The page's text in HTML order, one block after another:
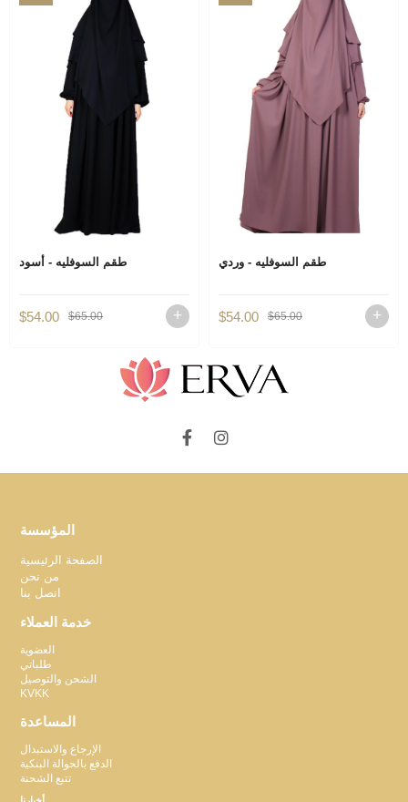
طقم السوفليه - أسود
$54.00 $65.00
طقم السوفليه - وردي
$54.00 $65.00
المؤسسة
الصفحة الرئيسية
من نحن
اتصل بنا
خدمة العملاء
العضوية
طلباتي
الشحن والتوصيل
KVKK
المساعدة
الإرجاع والاستبدال
الدفع بالحوالة البنكية
تتبع الشحنة
أخبارنا